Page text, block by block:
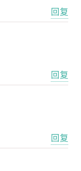
回复
回复
回复